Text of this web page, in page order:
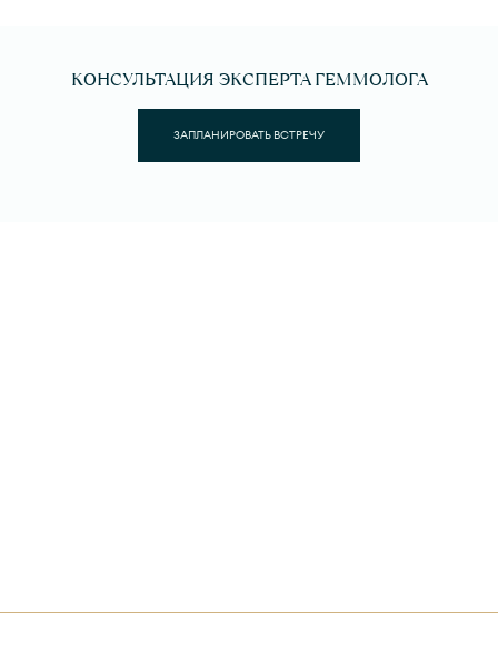
КОНСУЛЬТАЦИЯ ЭКСПЕРТА ГЕММОЛОГА
ЗАПЛАНИРОВАТЬ ВСТРЕЧУ